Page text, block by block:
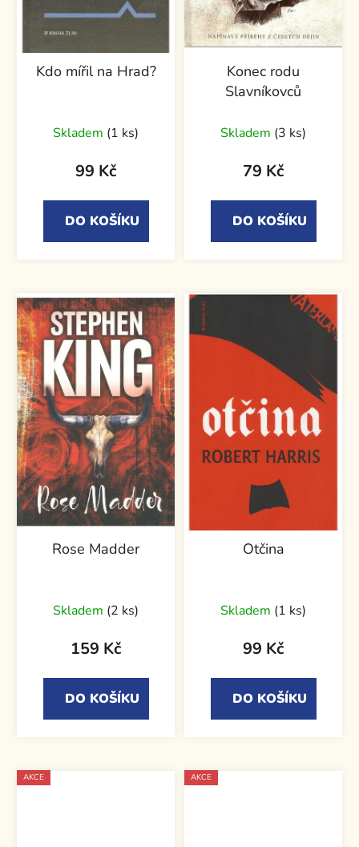
Kdo mířil na Hrad?
Skladem (1 ks)
99 Kč
DO KOŠÍKU
Konec rodu
Slavníkovců
Skladem (3 ks)
79 Kč
DO KOŠÍKU
Rose Madder
hodnocení
produktu
5,0
z
Skladem (2 ks)
159 Kč
DO KOŠÍKU
Otčina
Skladem (1 ks)
99 Kč
DO KOŠÍKU
AKCE AKCE